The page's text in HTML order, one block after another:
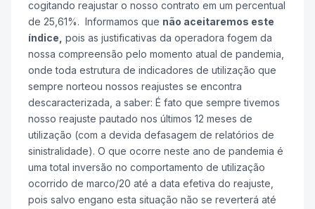
cogitando reajustar o nosso contrato em um percentual
de 25,61%. Informamos que não aceitaremos este
índice, pois as justificativas da operadora fogem da
nossa compreensão pelo momento atual de pandemia,
onde toda estrutura de indicadores de utilização que
sempre norteou nossos reajustes se encontra
descaracterizada, a saber: É fato que sempre tivemos
nosso reajuste pautado nos últimos 12 meses de
utilização (com a devida defasagem de relatórios de
sinistralidade). O que ocorre neste ano de pandemia é
uma total inversão no comportamento de utilização
ocorrido de marco/20 até a data efetiva do reajuste,
pois salvo engano esta situação não se reverterá até